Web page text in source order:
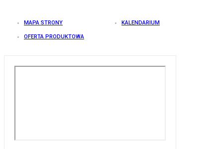
MAPA STRONY KALENDARIUM
OFERTA PRODUKTOWA